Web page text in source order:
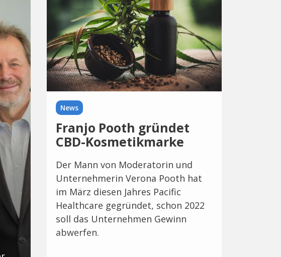
News
Franjo Pooth gründet
CBD-Kosmetikmarke
Der Mann von Moderatorin und
Unternehmerin Verona Pooth hat
im März diesen Jahres Pacific
Healthcare gegründet, schon 2022
soll das Unternehmen Gewinn
abwerfen.